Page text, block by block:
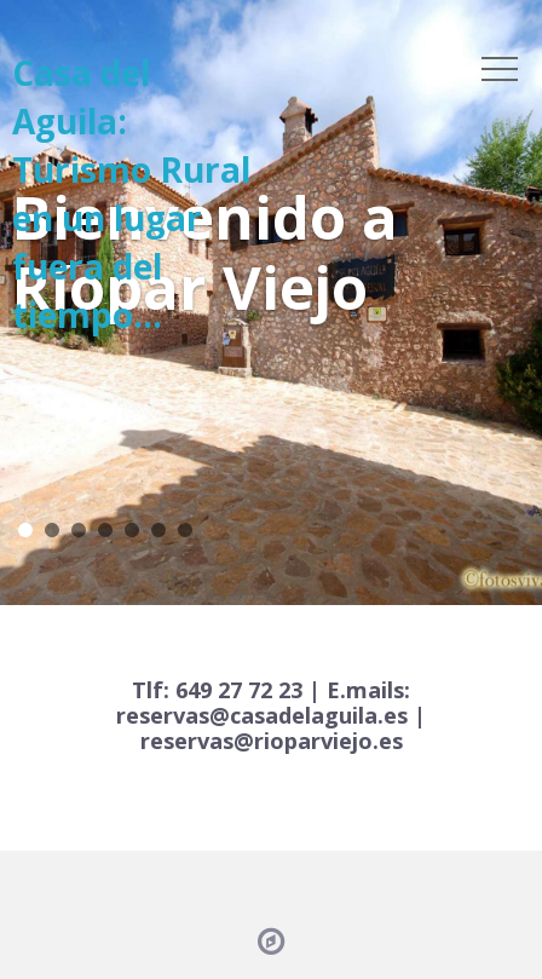
Casa del
Aguila:
Turismo Rural
en un lugar
fuera del
tiempo...
• • • • • • •
Tlf: 649 27 72 23 | E.mails:
reservas@casadelaguila.es |
reservas@rioparviejo.es
